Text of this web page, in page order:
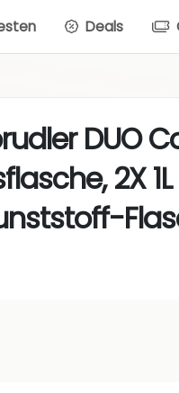
Deals
DUO
2X 1L